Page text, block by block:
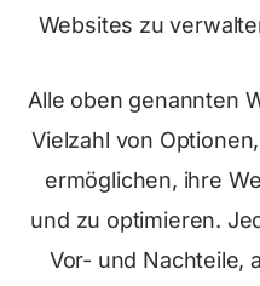
Websites zu
Alle oben genannten
Vielzahl von
ermöglichen, ihre
und zu optimieren.
Vor- und Nachteile,